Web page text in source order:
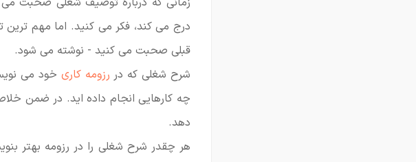
درج می کند، فکر می کنید. اما مهم
قبلی صحبت می کنید - نوشته می شود.
شرح شغلی که در رزومه کاری خود می
چه کارهایی انجام داده اید. در ضمن
دهد.
هر چقدر شرح شغلی را در رزومه بهتر